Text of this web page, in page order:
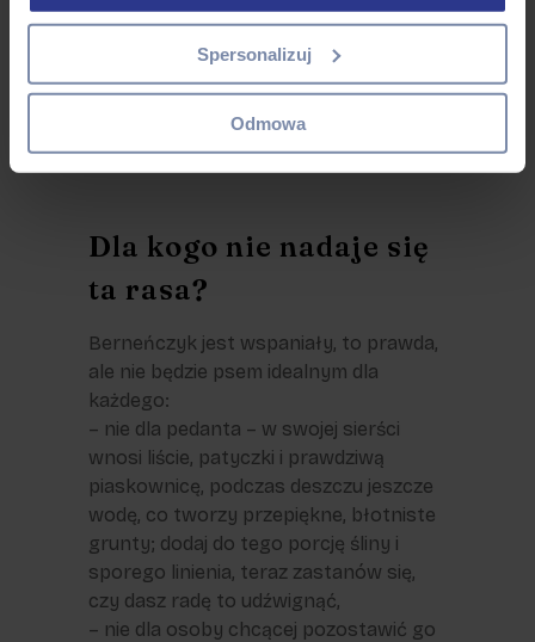
Spersonalizuj
Odmowa
Dla kogo nie nadaje się
ta rasa?
Berneńczyk jest wspaniały, to prawda,
ale nie będzie psem idealnym dla
każdego:
– nie dla pedanta – w swojej sierści
wnosi liście, patyczki i prawdziwą
piaskownicę, podczas deszczu jeszcze
wodę, co tworzy przepiękne, błotniste
grunty; dodaj do tego porcję śliny i
sporego linienia, teraz zastanów się,
czy dasz radę to udźwignąć,
– nie dla osoby chcącej pozostawić go